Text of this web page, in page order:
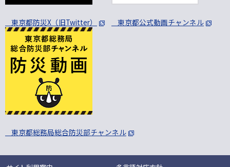
東京都防災X（旧Twitter） 東京都公式動画チャンネル
東京都総務局総合防災部チャンネル